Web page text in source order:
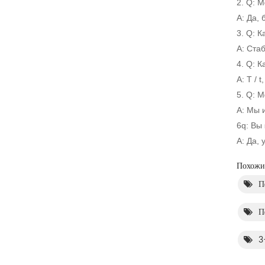
2. Q:
A: Да,
3. Q:
A:
4. Q:
A: Т / t,
5. Q:
A: Мы
6q: Вы
A: Да,